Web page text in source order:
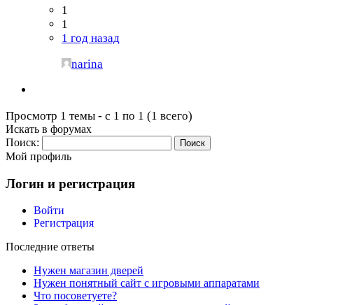
1
1
1 год назад
narina
Просмотр 1 темы - с 1 по 1 (1 всего)
Искать в форумах
Поиск:
Мой профиль
Логин и регистрация
Войти
Регистрация
Последние ответы
Нужен магазин дверей
Нужен понятный сайт с игровыми аппаратами
Что посоветуете?